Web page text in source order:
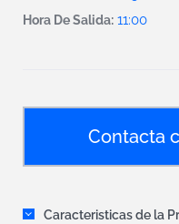
Hora De Salida: 11:00
Contacta
Caracteristicas de la